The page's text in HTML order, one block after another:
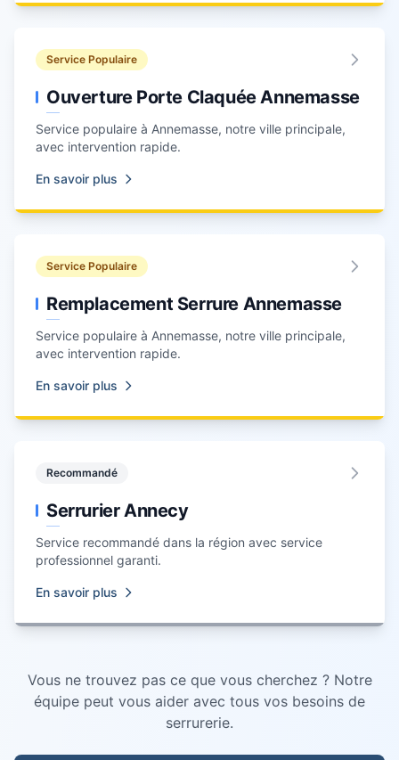
Service Populaire
Ouverture Porte Claquée Annemasse
Service populaire à Annemasse, notre ville principale,
avec intervention rapide.
En savoir plus
Service Populaire
Remplacement Serrure Annemasse
Service populaire à Annemasse, notre ville principale,
avec intervention rapide.
En savoir plus
Recommandé
Serrurier Annecy
Service recommandé dans la région avec service
professionnel garanti.
En savoir plus
Vous ne trouvez pas ce que vous cherchez ? Notre
équipe peut vous aider avec tous vos besoins de
serrurerie.